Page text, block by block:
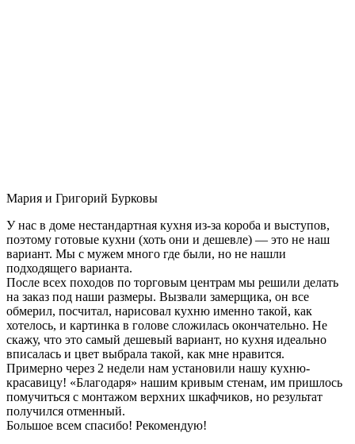
Мария и Григорий Бурковы
У нас в доме нестандартная кухня из-за короба и выступов,
поэтому готовые кухни (хоть они и дешевле) — это не наш
вариант. Мы с мужем много где были, но не нашли
подходящего варианта.
После всех походов по торговым центрам мы решили делать
на заказ под наши размеры. Вызвали замерщика, он все
обмерил, посчитал, нарисовал кухню именно такой, как
хотелось, и картинка в голове сложилась окончательно. Не
скажу, что это самый дешевый вариант, но кухня идеально
вписалась и цвет выбрала такой, как мне нравится.
Примерно через 2 недели нам установили нашу кухню-
красавицу! «Благодаря» нашим кривым стенам, им пришлось
помучиться с монтажом верхних шкафчиков, но результат
получился отменный.
Большое всем спасибо! Рекомендую!